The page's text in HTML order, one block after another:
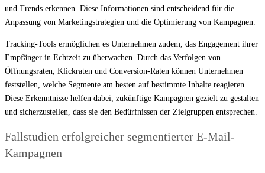
und Trends erkennen. Diese Informationen sind entscheidend für die
Anpassung von Marketingstrategien und die Optimierung von Kampagnen.
Tracking-Tools ermöglichen es Unternehmen zudem, das Engagement ihrer
Empfänger in Echtzeit zu überwachen. Durch das Verfolgen von
Öffnungsraten, Klickraten und Conversion-Raten können Unternehmen
feststellen, welche Segmente am besten auf bestimmte Inhalte reagieren.
Diese Erkenntnisse helfen dabei, zukünftige Kampagnen gezielt zu gestalten
und sicherzustellen, dass sie den Bedürfnissen der Zielgruppen entsprechen.
Fallstudien erfolgreicher segmentierter E-Mail-
Kampagnen